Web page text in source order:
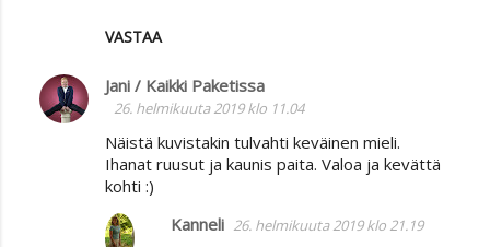
VASTAA
Jani / Kaikki Paketissa
26. helmikuuta 2019 klo 11.04
Näistä kuvistakin tulvahti keväinen mieli.
Ihanat ruusut ja kaunis paita. Valoa ja kevättä
kohti :)
Kanneli 26. helmikuuta 2019 klo 21.19